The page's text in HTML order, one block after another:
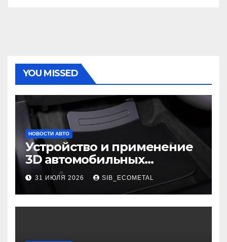
YOU MISSED
НОВОСТИ АВТО
Устройство и применение
3D автомобильных
ковриков
31 ИЮЛЯ 2026 SIB_ECOMETAL